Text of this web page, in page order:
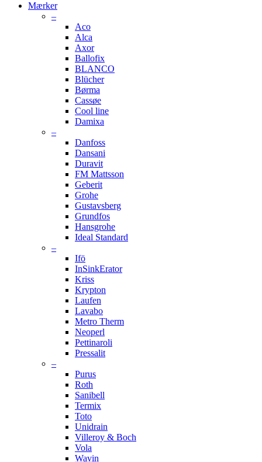
Mærker
–
Aco
Alca
Axor
Ballofix
BLANCO
Blücher
Børma
Cassøe
Cool line
Damixa
–
Danfoss
Dansani
Duravit
FM Mattsson
Geberit
Grohe
Gustavsberg
Grundfos
Hansgrohe
Ideal Standard
–
Ifö
InSinkErator
Kriss
Krypton
Laufen
Lavabo
Metro Therm
Neoperl
Pettinaroli
Pressalit
–
Purus
Roth
Sanibell
Termix
Toto
Unidrain
Villeroy & Boch
Vola
Wavin